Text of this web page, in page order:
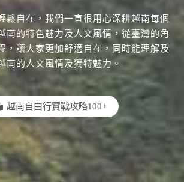
鬆自在，我們一直很用心深耕越南每個
南的特色魅力及人文風情，從臺灣的角
，讓大家更加舒適自在，同時能理解及
南的人文風情及獨特魅力。
越南自由行實戰攻略100+